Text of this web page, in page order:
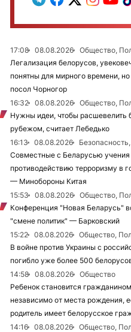
17:08 08.08.2026
Общество,
Легализация белорусов,
понятны для мирного времени,
посол Чорногор
16:32
08.08.2026
Общество,
Нужны идеи, чтобы расшевелить
рубежом, считает Лебедько
16:13
08.08.2026
Совместные с Беларусью
противодействию терроризму в
— Минобороны Китая
15:53
08.08.2026
Общество,
Конференция "Новая Беларусь"
"смене политик" — Барковский
15:22
08.08.2026
Общество,
В войне против Украины с
погибло уже более 500
14:58
08.08.2026
Общество
Ребенок становится
независимо от места рождения,
родитель имеет белорусское
14:16
08.08.2026
Общество,